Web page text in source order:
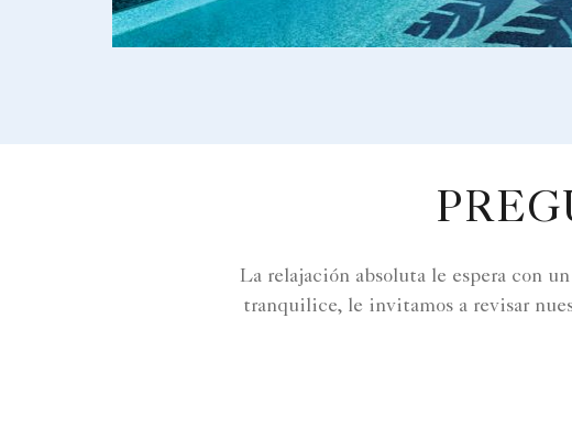
La relajación absoluta le espera con
tranquilice, le invitamos a revisar